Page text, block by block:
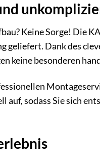
Keine Sorge! Die
Dank des
keine besonderen
auf, sodass Sie sich